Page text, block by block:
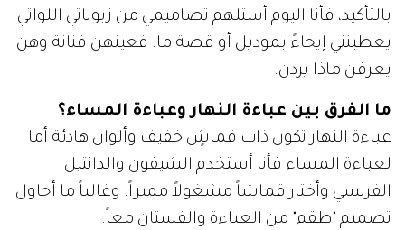
بالتأكيد، فأنا اليوم أستلهم تصاميمي من زبوناتي اللواتي
يعطينني إيحاءً بموديل أو قصة ما. فعينهن فنانة وهن
يعرفن ماذا يردن.
ما الفرق بين عباءة النهار وعباءة المساء؟
عباءة النهار تكون ذات قماشٍ خفيف وألوان هادئة أما
لعباءة المساء فأنا أستخدم الشيفون والدانتيل
الفرنسي وأختار قماشاً مشغولاً مميزاً. وغالباً ما أحاول
تصميم "طقم" من العباءة والفستان معاً.